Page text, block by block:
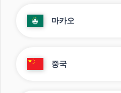
마카오
중국